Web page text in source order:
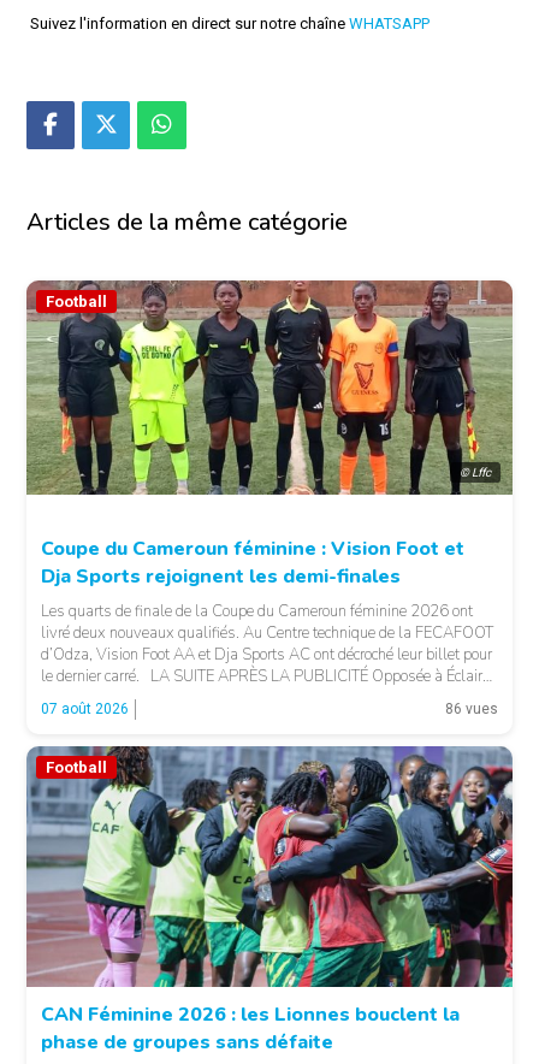
Suivez l'information en direct sur notre chaîne WHATSAPP
Articles de la même catégorie
© Lffc
Football
Coupe du Cameroun féminine : Vision Foot et
Dja Sports rejoignent les demi-finales
Les quarts de finale de la Coupe du Cameroun féminine 2026 ont
livré deux nouveaux qualifiés. Au Centre technique de la FECAFOOT
d’Odza, Vision Foot AA et Dja Sports AC ont décroché leur billet pour
le dernier carré. LA SUITE APRÈS LA PUBLICITÉ Opposée à Éclair
FF, Vision Foot a dû patienter jusqu’à la […]
07 août 2026 86 vues
Football
CAN Féminine 2026 : les Lionnes bouclent la
phase de groupes sans défaite